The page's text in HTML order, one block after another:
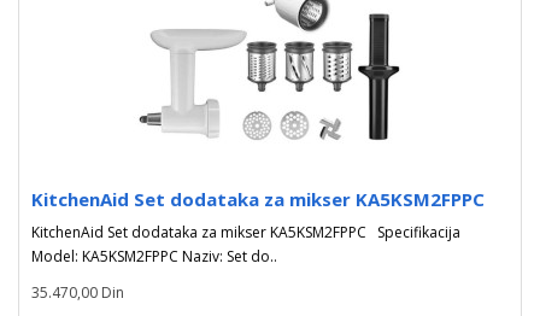
KitchenAid Set dodataka za mikser KA5KSM2FPPC
KitchenAid Set dodataka za mikser KA5KSM2FPPC Specifikacija
Model: KA5KSM2FPPC Naziv: Set do..
35.470,00 Din